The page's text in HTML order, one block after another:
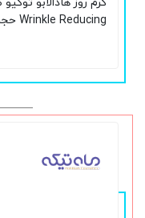
Wrinkle Reducing حجم 50 میل